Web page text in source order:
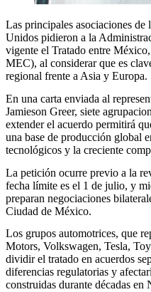
Las principales asociaciones
Unidos pidieron a la
vigente el Tratado entre
MEC), al considerar que es
regional frente a Asia y Europa.
En una carta enviada al
Jamieson Greer, siete
extender el acuerdo permitirá
una base de producción global
tecnológicos y la creciente
La petición ocurre previo a la
fecha límite es el 1 de julio, y
preparan negociaciones
Ciudad de México.
Los grupos automotrices, que
Motors, Volkswagen, Tesla,
dividir el tratado en acuerdos
diferencias regulatorias y
construidas durante décadas en